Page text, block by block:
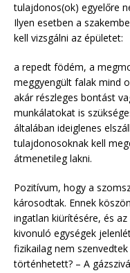
tulajdonos(ok) egyelőre
Ilyen esetben a
kell vizsgálni az épületet:
a repedt födém, a
meggyengült falak mind
akár részleges bontást
munkálatokat is
általában ideiglenes
tulajdonosoknak kell
átmenetileg lakni.
Pozitívum, hogy a
károsodtak. Ennek
ingatlan kiürítésére, és
kivonuló egységek
fizikailag nem
történhetett? – A